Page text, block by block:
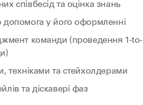
співбесід та оцінка знань
у його оформленні
команди (проведення 1-to-
техніками та стейхолдерами
та діскавері фаз